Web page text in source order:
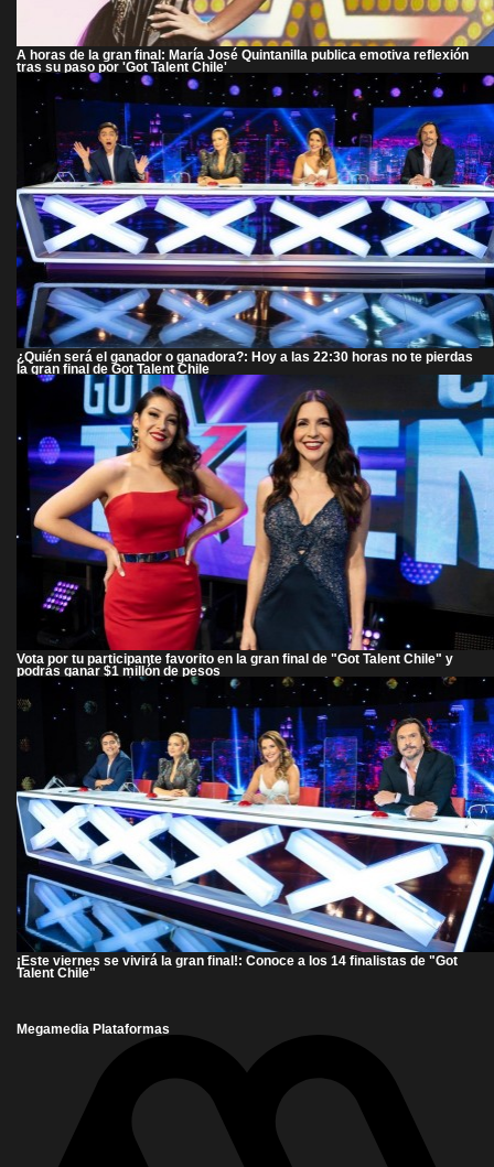
A horas de la gran final: María José Quintanilla publica emotiva reflexión
tras su paso por 'Got Talent Chile'
¿Quién será el ganador o ganadora?: Hoy a las 22:30 horas no te pierdas
la gran final de Got Talent Chile
Vota por tu participante favorito en la gran final de "Got Talent Chile" y
podrás ganar $1 millón de pesos
¡Este viernes se vivirá la gran final!: Conoce a los 14 finalistas de "Got
Talent Chile"
Megamedia Plataformas